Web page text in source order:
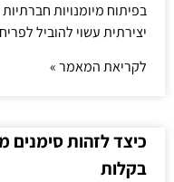
בפיתוח מיומנויות
יצירתית עשוי להוביל
לקריאת המאמר »
כיצד לזהות
בקלות